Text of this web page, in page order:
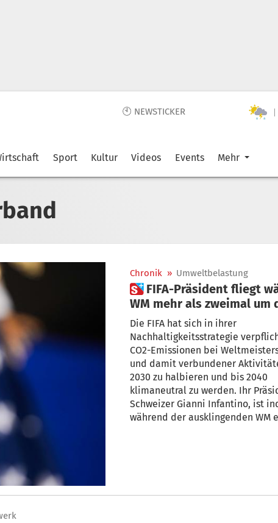
🕙 NEWSTICKER |
Sport Kultur Videos Events Mehr
Chronik » Umweltbelastung
 FIFA-Präsident fliegt während
WM mehr als zweimal um
Erde
Die FIFA hat sich in ihrer
Nachhaltigkeitsstrategie
CO2-Emissionen bei
und damit verbundener
2030 zu halbieren und bis 2040
klimaneutral zu werden. Ihr
Schweizer Gianni Infantino, ist
während der ausklingenden WM